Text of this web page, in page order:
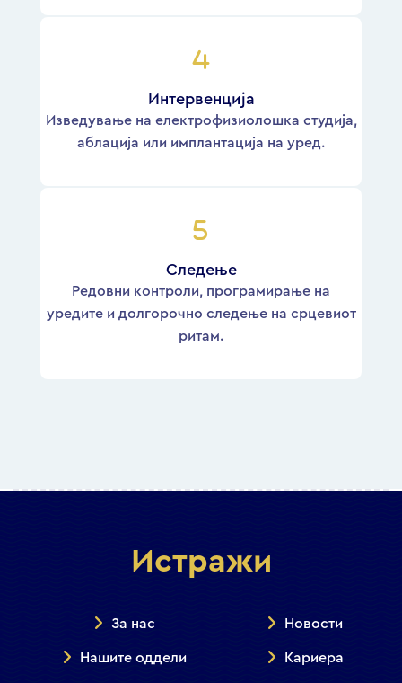
Интервенција
Изведување на електрофизиолошка студија,
аблација или имплантација на уред.
Следење
Редовни контроли, програмирање на
уредите и долгорочно следење на срцевиот
ритам.
Истражи
За нас
Нашите оддели
Новости
Кариера